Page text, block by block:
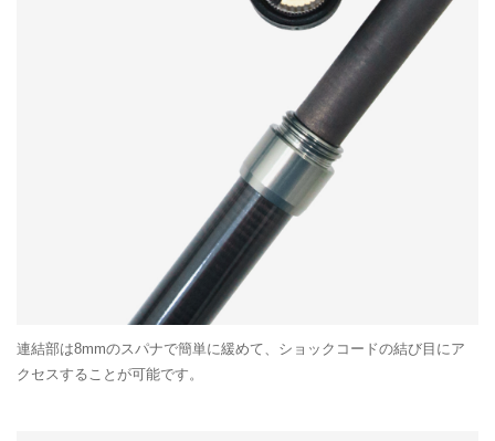
連結部は8mmのスパナで簡単に緩めて、ショックコードの結び目にア
クセスすることが可能です。